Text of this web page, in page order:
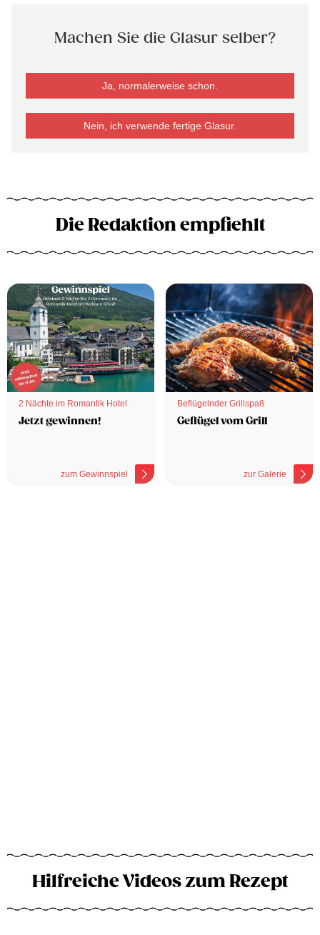
Machen Sie die Glasur selber?
Ja, normalerweise schon.
Nein, ich verwende fertige Glasur.
Die Redaktion empfiehlt
2 Nächte im Romantik Hotel
Jetzt gewinnen!
zum Gewinnspiel
Beflügelnder Grillspaß
Geflügel vom Grill
zur Galerie
Hilfreiche Videos zum Rezept